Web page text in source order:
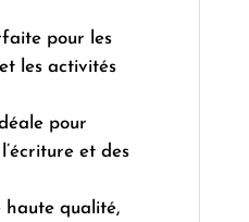
pour les
les activités
pour
et des
haute qualité,